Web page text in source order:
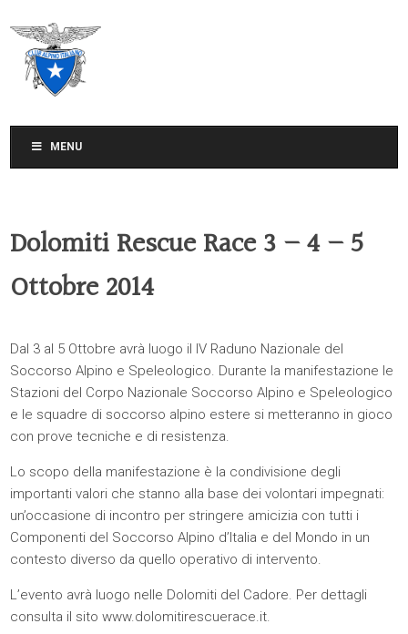
MENU
Dolomiti Rescue Race 3 – 4 – 5
Ottobre 2014
Dal 3 al 5 Ottobre avrà luogo il IV Raduno Nazionale del
Soccorso Alpino e Speleologico. Durante la manifestazione le
Stazioni del Corpo Nazionale Soccorso Alpino e Speleologico
e le squadre di soccorso alpino estere si metteranno in gioco
con prove tecniche e di resistenza.
Lo scopo della manifestazione è la condivisione degli
importanti valori che stanno alla base dei volontari impegnati:
un’occasione di incontro per stringere amicizia con tutti i
Componenti del Soccorso Alpino d’Italia e del Mondo in un
contesto diverso da quello operativo di intervento.
L’evento avrà luogo nelle Dolomiti del Cadore. Per dettagli
consulta il sitowww.dolomitirescuerace.it.